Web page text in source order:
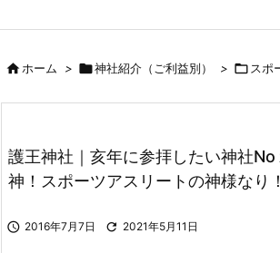
ホーム > 神社紹介（ご利益別） >  スポ
護王神社｜亥年に参拝したい神社
神！スポーツアスリートの神様なり！
 2016年7月7日  2021年5月11日